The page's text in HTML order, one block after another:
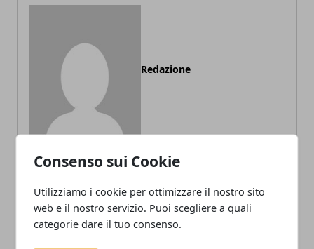
Consenso sui Cookie
Utilizziamo i cookie per ottimizzare il nostro sito
web e il nostro servizio. Puoi scegliere a quali
categorie dare il tuo consenso.
Redazione
ARTICOLI CORRELATI